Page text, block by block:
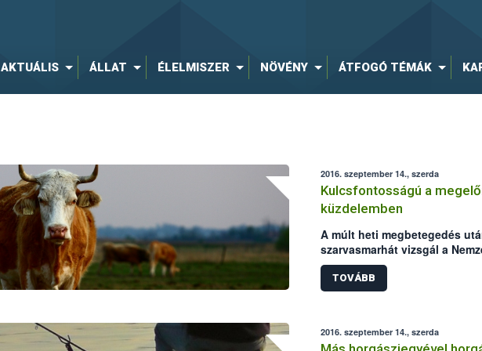
AKTUÁLIS ÁLLAT ÉLELMISZER NÖVÉNY ÁTFOGÓ TÉMÁK
2016. szeptember 14., szerda
Kulcsfontosságú a
küzdelemben
A múlt heti megbetegedés
szarvasmarhát vizsgál a
(NÉBIH) laboratóriuma.
szarvasmarha állományokat
állategészségügyi
kiemelten fontos a
TOVÁBB
2016. szeptember 14., szerda